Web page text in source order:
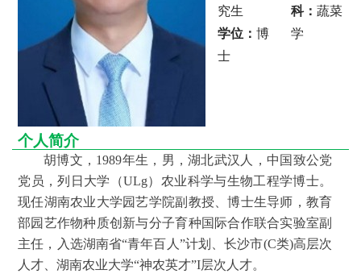
究生
学位：博
士
科：蔬菜
学
个人简介
胡博文，1989年生，男，湖北武汉人，中国致公党
党员，列日大学（ULg）农业科学与生物工程学博士。
现任湖南农业大学园艺学院副教授、博士生导师，教育
部园艺作物种质创新与分子育种国际合作联合实验室副
主任，入选湖南省“青年百人”计划、长沙市(C类)高层次
人才、湖南农业大学“神农英才”I层次人才。